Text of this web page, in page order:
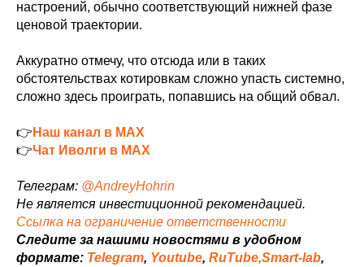
настроений, обычно соответствующий нижней фазе
ценовой траектории.
Аккуратно отмечу, что отсюда или в таких
обстоятельствах котировкам сложно упасть системно,
сложно здесь проиграть, попавшись на общий обвал.
👉 Наш канал в MAX
👉Чат Иволги в MAX
Телеграм: @AndreyHohrin
Не является инвестиционной рекомендацией.
Ссылка на ограничение ответственности
Следите за нашими новостями в удобном
формате: Telegram, Youtube, RuTube,Smart-lab,